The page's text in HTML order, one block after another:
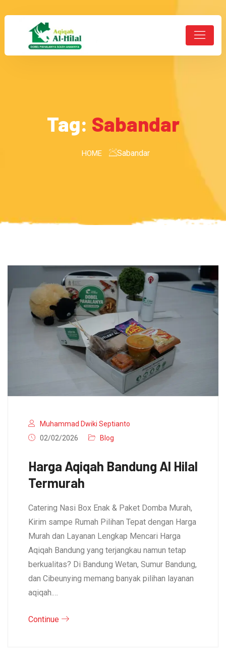
Tag: Sabandar
HOME Sabandar
Muhammad Dwiki Septianto
02/02/2026
Blog
Harga Aqiqah Bandung Al Hilal
Termurah
Catering Nasi Box Enak & Paket Domba Murah,
Kirim sampe Rumah Pilihan Tepat dengan Harga
Murah dan Layanan Lengkap Mencari Harga
Aqiqah Bandung yang terjangkau namun tetap
berkualitas? Di Bandung Wetan, Sumur Bandung,
dan Cibeunying memang banyak pilihan layanan
aqiqah.…
Continue